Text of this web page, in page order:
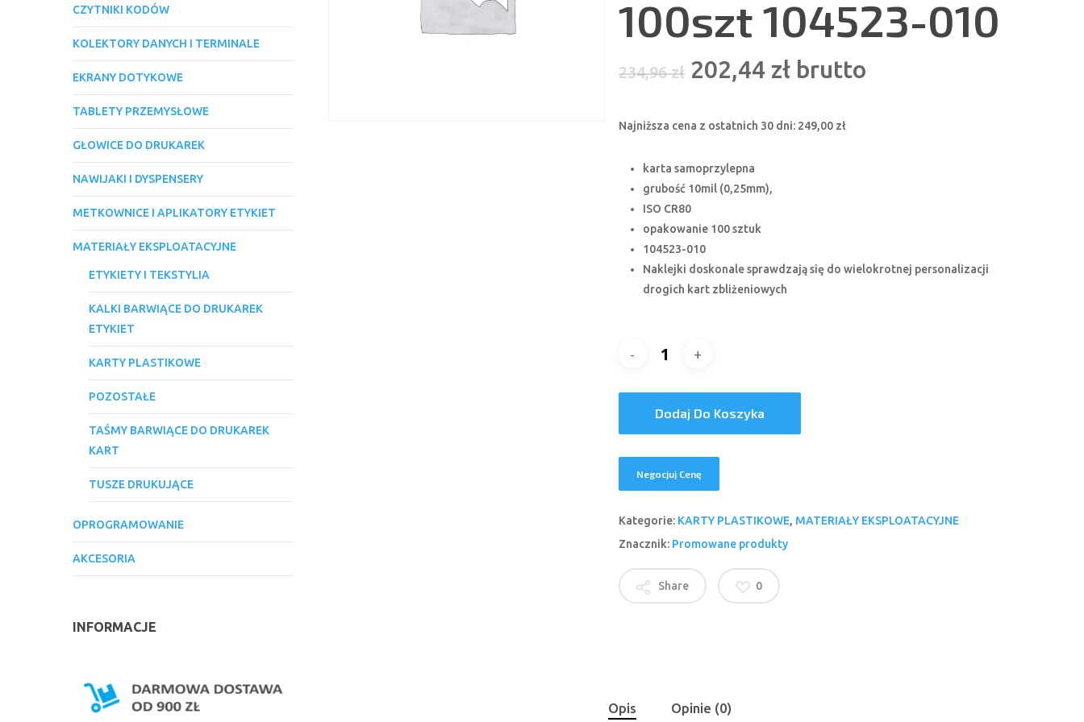
CZYTNIKI KODÓW
KOLEKTORY DANYCH I TERMINALE
EKRANY DOTYKOWE
TABLETY PRZEMYSŁOWE
GŁOWICE DO DRUKAREK
NAWIJAKI I DYSPENSERY
METKOWNICE I APLIKATORY ETYKIET
MATERIAŁY EKSPLOATACYJNE
ETYKIETY I TEKSTYLIA
KALKI BARWIĄCE DO DRUKAREK
ETYKIET
KARTY PLASTIKOWE
POZOSTAŁE
TAŚMY BARWIĄCE DO DRUKAREK
KART
TUSZE DRUKUJĄCE
OPROGRAMOWANIE
AKCESORIA
INFORMACJE
100szt 104523-010
234,96zł Pierwotna
wynosiła:
202,44 złAktualna
wynosi:
202,44 zł.
brutto
Najniższa cena z ostatnich 30 dni: 249,00 zł
karta samoprzylepna
grubość 10mil (0,25mm),
ISO CR80
opakowanie 100 sztuk
104523-010
Naklejki doskonale sprawdzają się do wielokrotnej personalizacji
drogich kart zbliżeniowych
Dodaj Do Koszyka
Negocjuj Cenę
Kategorie: KARTY PLASTIKOWE, MATERIAŁY EKSPLOATACYJNE
Znacznik: Promowane produkty
Share 0
Opis Opinie (0)